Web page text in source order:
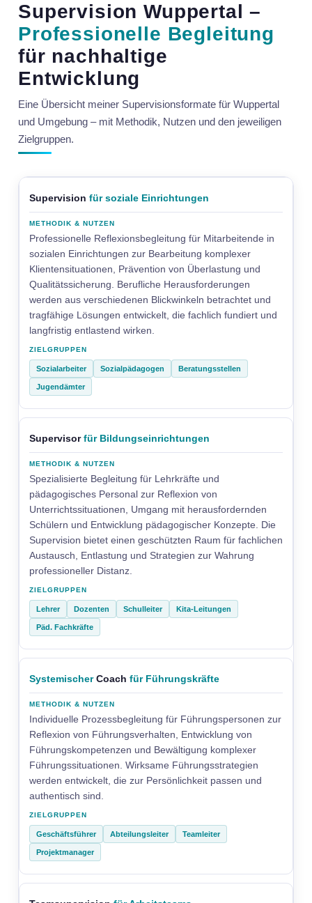
Supervision Wuppertal –
Professionelle Begleitung
für nachhaltige
Entwicklung
Eine Übersicht meiner Supervisionsformate für Wuppertal
und Umgebung – mit Methodik, Nutzen und den jeweiligen
Zielgruppen.
Supervision für soziale Einrichtungen
Professionelle Reflexionsbegleitung für Mitarbeitende in
sozialen Einrichtungen zur Bearbeitung komplexer
Klientensituationen, Prävention von Überlastung und
Qualitätssicherung. Berufliche Herausforderungen
werden aus verschiedenen Blickwinkeln betrachtet und
tragfähige Lösungen entwickelt, die fachlich fundiert und
langfristig entlastend wirken.
Sozialarbeiter Sozialpädagogen Beratungsstellen
Jugendämter
Supervisorfür Bildungseinrichtungen
Spezialisierte Begleitung für Lehrkräfte und
pädagogisches Personal zur Reflexion von
Unterrichtssituationen, Umgang mit herausfordernden
Schülern und Entwicklung pädagogischer Konzepte. Die
Supervision bietet einen geschützten Raum für fachlichen
Austausch, Entlastung und Strategien zur Wahrung
professioneller Distanz.
Lehrer Dozenten Schulleiter Kita-Leitungen
Päd. Fachkräfte
SystemischerCoach für Führungskräfte
Individuelle Prozessbegleitung für Führungspersonen zur
Reflexion von Führungsverhalten, Entwicklung von
Führungskompetenzen und Bewältigung komplexer
Führungssituationen. Wirksame Führungsstrategien
werden entwickelt, die zur Persönlichkeit passen und
authentisch sind.
Geschäftsführer Abteilungsleiter Teamleiter
Projektmanager